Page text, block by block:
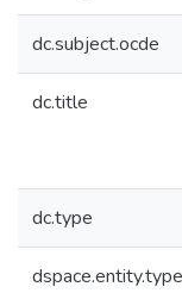
dc.subject.ocde
dc.title
dc.type
dspace.entity.type